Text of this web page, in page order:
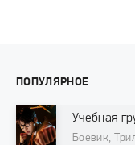
ПОПУЛЯРНОЕ
Учебная
Боевик,